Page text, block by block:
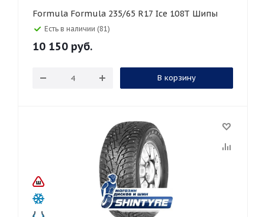
Formula Formula 235/65 R17 Ice 108T Шипы
Есть в наличии (81)
10 150 руб.
В корзину